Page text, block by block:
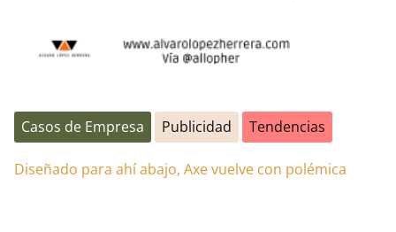
Casos de Empresa Publicidad Tendencias
Diseñado para ahí abajo, Axe vuelve con polémica